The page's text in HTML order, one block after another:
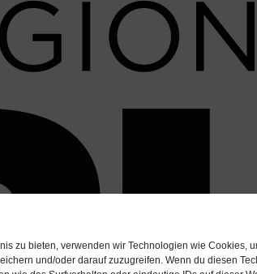
zu bieten, verwenden wir Technologien wie Cookies,
und/oder darauf zuzugreifen. Wenn du diesen